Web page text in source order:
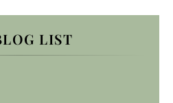
LIST